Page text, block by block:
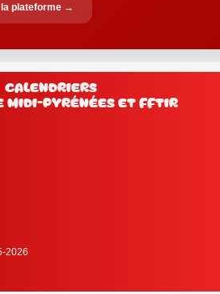
plateforme →
Calendriers
Midi-Pyrénées et FFtir
2026